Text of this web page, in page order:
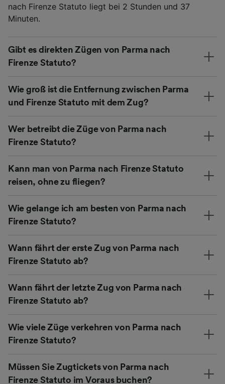
nach Firenze Statuto liegt bei 2 Stunden und 37
Minuten.
Gibt es direkten Zügen von Parma nach
Firenze Statuto?
Wie groß ist die Entfernung zwischen Parma
und Firenze Statuto mit dem Zug?
Wer betreibt die Züge von Parma nach
Firenze Statuto?
Kann man von Parma nach Firenze Statuto
reisen, ohne zu fliegen?
Wie gelange ich am besten von Parma nach
Firenze Statuto?
Wann fährt der erste Zug von Parma nach
Firenze Statuto ab?
Wann fährt der letzte Zug von Parma nach
Firenze Statuto ab?
Wie viele Züge verkehren von Parma nach
Firenze Statuto?
Müssen Sie Zugtickets von Parma nach
Firenze Statuto im Voraus buchen?